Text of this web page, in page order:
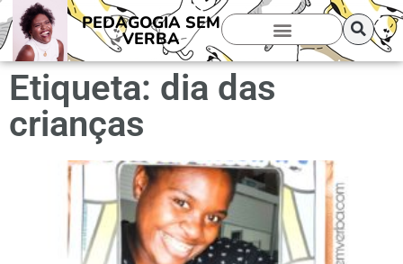
PEDAGOGIA SEM
VERBA
Etiqueta: dia das
crianças